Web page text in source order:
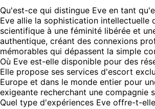
Qu'est-ce qui distingue Eve en tant
Eve allie la sophistication intellectuelle
scientifique à une féminité libérée et
authentique, créant des connexions
mémorables qui dépassent la simple
Où Eve est-elle disponible pour des
Elle propose ses services d'escort
Europe et dans le monde entier pour
exigeante recherchant une compagnie
Quel type d'expériences Eve offre-t-